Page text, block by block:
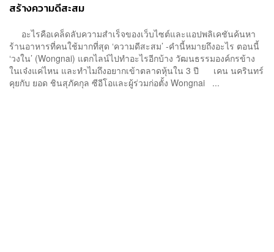
สร้างความดีสะสม
อะไรคือเคล็ดลับความสำเร็จของเว็บไซต์และแอปพลิเคชันค้นหา
ร้านอาหารที่คนใช้มากที่สุด ‘ความดีสะสม’ -คำนี้หมายถึงอะไร ตอนนี้
‘วงใน’ (Wongnai) แตกไลน์ไปทำอะไรอีกบ้าง วัฒนธรรมองค์กรข้าง
ในเจ๋งแค่ไหน และทำไมถึงอยากเข้าตลาดหุ้นใน 3 ปี เคน นครินทร์
คุยกับ ยอด ชินสุภัคกุล ซีอีโอและผู้ร่วมก่อตั้ง Wongnai ...